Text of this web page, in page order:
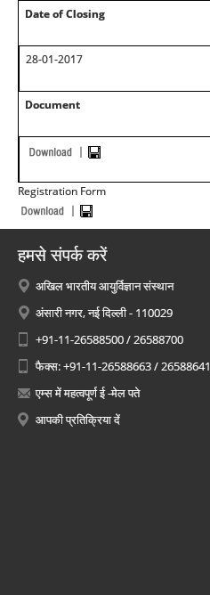
Date of Closing
28-01-2017
Document
Registration Form
हमसे संपर्क करें
अखिल भारतीय आयुर्विज्ञान संस्थान
अंसारी नगर, नई दिल्ली - 110029
+91-11-26588500 / 26588700
फैक्स: +91-11-26588663 / 26588641
एम्स में महत्वपूर्ण ई -मेल पते
आपकी प्रतिक्रिया दें